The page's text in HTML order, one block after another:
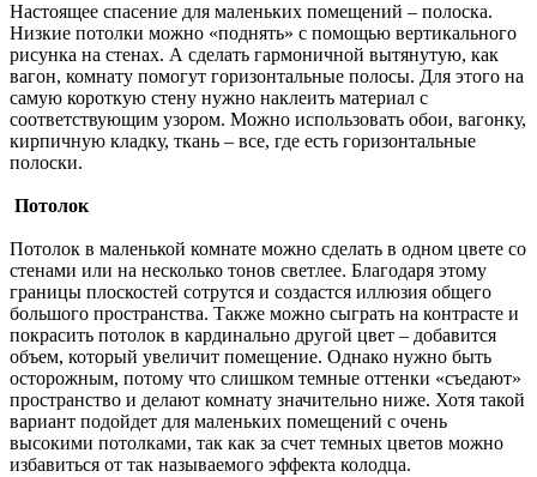
Настоящее спасение для маленьких помещений – полоска.
Низкие потолки можно «поднять» с помощью вертикального
рисунка на стенах. А сделать гармоничной вытянутую, как
вагон, комнату помогут горизонтальные полосы. Для этого на
самую короткую стену нужно наклеить материал с
соответствующим узором. Можно использовать обои, вагонку,
кирпичную кладку, ткань – все, где есть горизонтальные
полоски.
Потолок
Потолок в маленькой комнате можно сделать в одном цвете со
стенами или на несколько тонов светлее. Благодаря этому
границы плоскостей сотрутся и создастся иллюзия общего
большого пространства. Также можно сыграть на контрасте и
покрасить потолок в кардинально другой цвет – добавится
объем, который увеличит помещение. Однако нужно быть
осторожным, потому что слишком темные оттенки «съедают»
пространство и делают комнату значительно ниже. Хотя такой
вариант подойдет для маленьких помещений с очень
высокими потолками, так как за счет темных цветов можно
избавиться от так называемого эффекта колодца.